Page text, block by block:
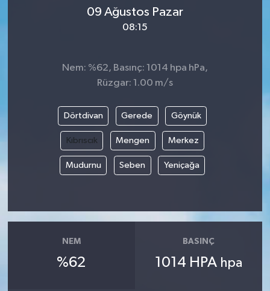
09 Ağustos Pazar
08:15
Nem: %62, Basınç: 1014 hpa hPa,
Rüzgar: 1.00 m/s
Dörtdivan Gerede Göynük
Kıbrıscık Mengen Merkez
Mudurnu Seben Yeniçağa
NEM
%62
BASINÇ
1014 HPA hpa